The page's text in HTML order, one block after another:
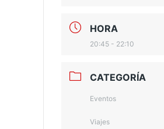
HORA
20:45 - 22:10
CATEGORÍA
Eventos
Viajes